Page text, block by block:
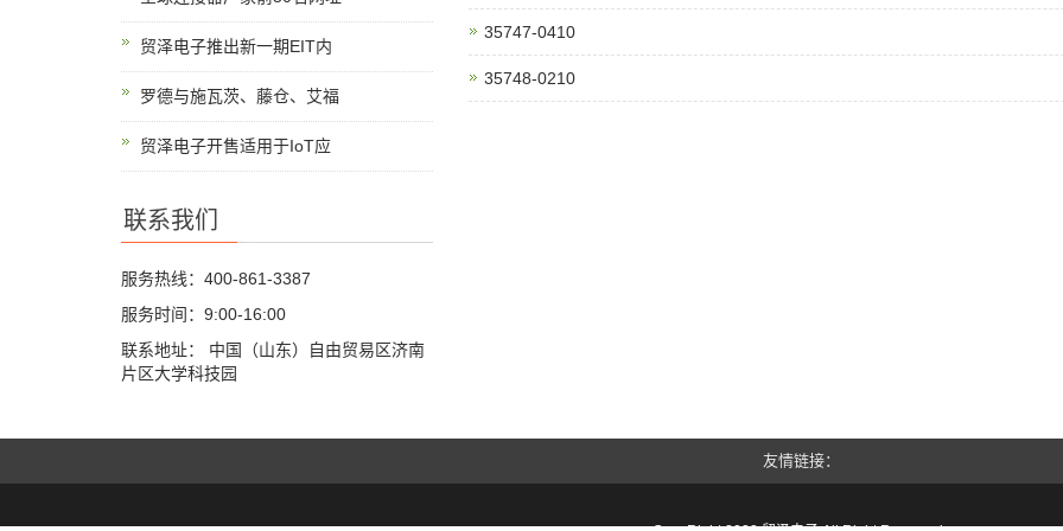
35747-0410
35748-0210
贸泽电子推出新一期EIT内
罗德与施瓦茨、藤仓、艾福
贸泽电子开售适用于IoT应
联系我们
服务热线：400-861-3387
服务时间：9:00-16:00
联系地址： 中国（山东）自由贸易区济南
片区大学科技园
友情链接